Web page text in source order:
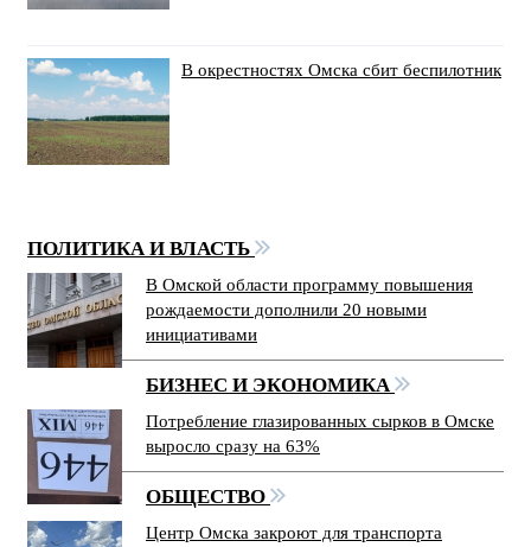
В окрестностях Омска сбит беспилотник
ПОЛИТИКА И ВЛАСТЬ
В Омской области программу повышения
рождаемости дополнили 20 новыми
инициативами
БИЗНЕС И ЭКОНОМИКА
Потребление глазированных сырков в Омске
выросло сразу на 63%
ОБЩЕСТВО
Центр Омска закроют для транспорта